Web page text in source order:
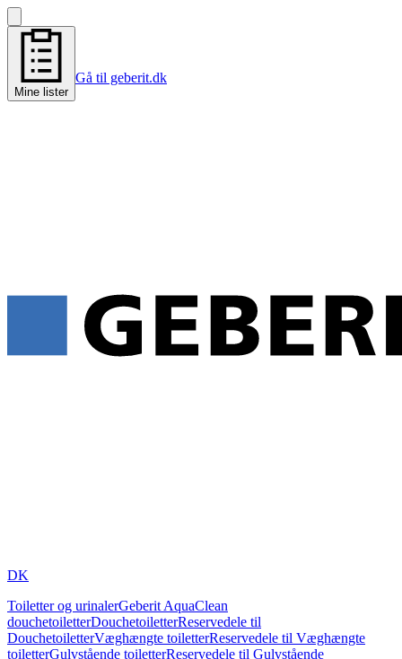
Mine lister
Gå til geberit.dk
DK
Toiletter og urinalerGeberit AquaClean
douchetoiletterDouchetoiletterReservedele til
DouchetoiletterVæghængte toiletterReservedele til Væghængte
toiletterGulvstående toiletterReservedele til Gulvstående